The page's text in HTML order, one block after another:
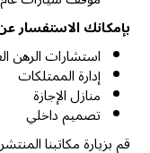
بإمكانك الاستفسار
استشارات الرهن
إدارة الممتلكات
منازل الإجازة
تصميم داخلي
قم بزيارة مكاتبنا